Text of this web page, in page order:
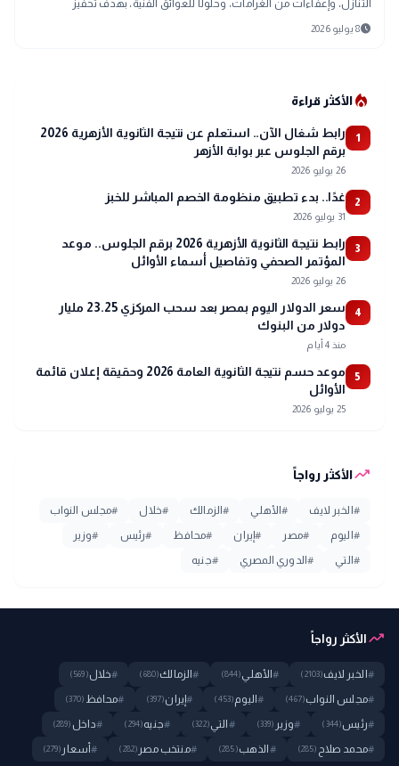
التنازل، وإعفاءات من الغرامات، وحلولًا للعوائق الفنية، بهدف تحفيز
الاستثمار ودعم تنفيذ المشروعات بالمدن الجديدة مع الحفاظ على حقوق
الدولة.
schedule8 يوليو 2026
local_fire_departmentالأكثر قراءة
1
رابط شغال الآن.. استعلم عن نتيجة الثانوية الأزهرية 2026
برقم الجلوس عبر بوابة الأزهر
26 يوليو 2026
2 غدًا.. بدء تطبيق منظومة الخصم المباشر للخبز
31 يوليو 2026
3
رابط نتيجة الثانوية الأزهرية 2026 برقم الجلوس.. موعد
المؤتمر الصحفي وتفاصيل أسماء الأوائل
26 يوليو 2026
4
سعر الدولار اليوم بمصر بعد سحب المركزي 23.25 مليار
دولار من البنوك
منذ 4 أيام
5
موعد حسم نتيجة الثانوية العامة 2026 وحقيقة إعلان قائمة
الأوائل
25 يوليو 2026
trending_upالأكثر رواجاً
# الخبر لايف #الأهلي #الزمالك #خلال #مجلس النواب
# اليوم #مصر #إيران #محافظ #رئيس #وزير
# التي #الدوري المصري #جنيه
trending_upالأكثر رواجاً
# الخبر لايف(2103)
#الأهلي(844)
#الزمالك(680)
#خلال(569)
#مجلس النواب(467)
#اليوم(453)
#إيران(397)
#محافظ (370)
#رئيس(344)
#وزير (339)
# التي(322)
#جنيه(294)
#داخل (289)
#محمد صلاح (285)
# الذهب(285)
#منتخب مصر (282)
#أسعار (279)